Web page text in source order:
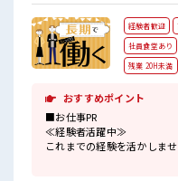
経験者歓迎
社員食堂あり
残業 20H未満
おすすめポイント
■お仕事PR
≪経験者活躍中≫
これまでの経験を活かしま